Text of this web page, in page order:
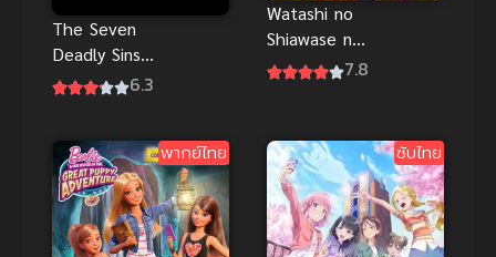
The Seven
Deadly Sins
แค้น 2 พากย์
อัศวินภาคใหม่
มัน
6.3
Watashi no
Shiawase na
Kekkon ขอให้
7.8
พากย์ไทย ซับไทย